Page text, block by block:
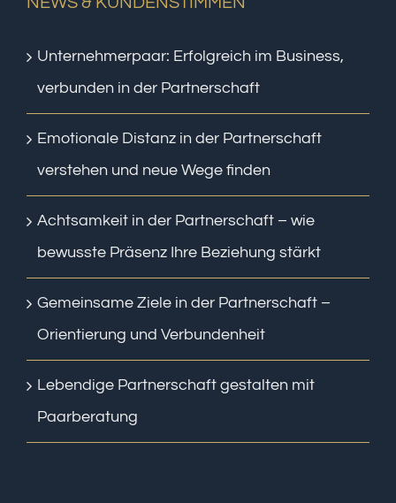
Unternehmerpaar: Erfolgreich im Business,
verbunden in der Partnerschaft
Emotionale Distanz in der Partnerschaft
verstehen und neue Wege finden
Achtsamkeit in der Partnerschaft – wie
bewusste Präsenz Ihre Beziehung stärkt
Gemeinsame Ziele in der Partnerschaft –
Orientierung und Verbundenheit
Lebendige Partnerschaft gestalten mit
Paarberatung